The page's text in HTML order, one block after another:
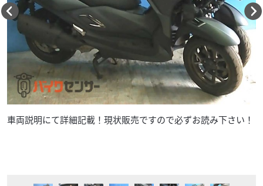
車両説明にて詳細記載！現状販売ですので必ずお読み下さい！